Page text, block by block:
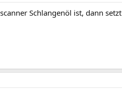
Schlangenöl ist, dann